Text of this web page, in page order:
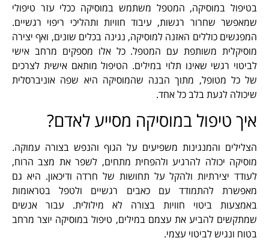
בטיפול במוסיקה, המטפל משתמש במוסיקה ככלי עזר טיפולי
שמאפשר שחרור רגשות, עיבוד חוויות ותהליכי ריפוי רגשיים.
המפגשים כוללים האזנה למוסיקה, נגינה בכלים שונים, ואף יצירה
מוסיקלית משותפת עם המטפל. כל אלו מספקים מרחב אישי
לביטוי רגשי שאינו תלוי במילים. הטיפול מותאם אישית לצרכים
של כל מטופל, מתוך הבנה שהמוסיקה היא שפה אוניברסלית
שיכולה לגעת בלב כל אחד.
איך טיפול במוסיקה מסייע לאדם?
הצלילים והמנגינות משפיעים על הגוף והנפש בצורה עמוקה.
מוסיקה יכולה להרגיע ולהפחית מתחים, לשפר את מצב הרוח,
לעודד יצירתיות ולהקל על תחושות של חרדה ודיכאון. היא גם
מאפשרת להתמודד עם כאבים רגשיים ולטפל בטראומות
באמצעות ביטוי חוויות בצורה לא מילולית. עבור אנשים
שמתקשים להביע את עצמם במילים, טיפול במוסיקה יוצר מרחב
בטוח ונגיש לביטוי עצמי.